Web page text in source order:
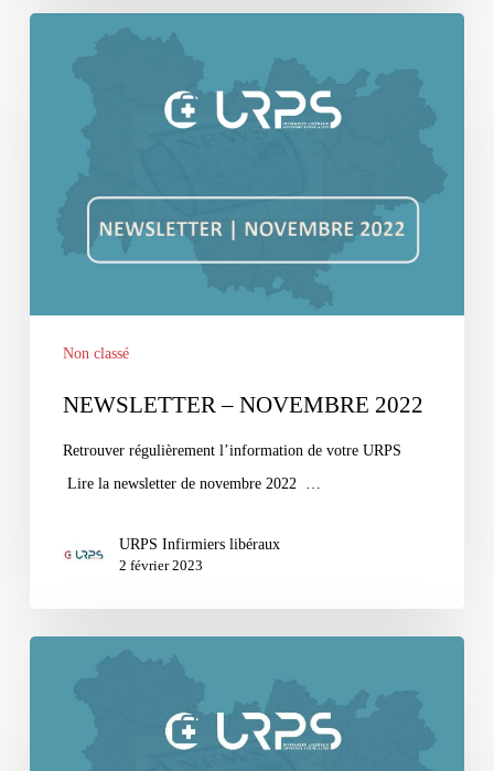
NEWSLETTER
Non classé
NEWSLETTER – NOVEMBRE 2022
Retrouver régulièrement l’information de votre URPS
Lire la newsletter de novembre 2022 …
URPS Infirmiers libéraux
2 février 2023
NEWSLETTER